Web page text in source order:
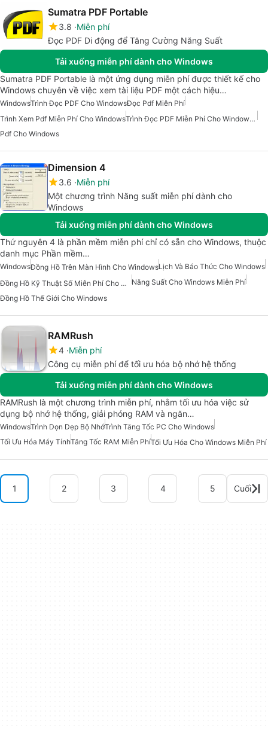
Sumatra PDF Portable
3.8 Miễn phí
Đọc PDF Di động để Tăng Cường Năng Suất
Tải xuống miễn phí dành cho Windows
Sumatra PDF Portable là một ứng dụng miễn phí được thiết kế cho
Windows chuyên về việc xem tài liệu PDF một cách hiệu…
WindowsTrình Đọc PDF Cho WindowsĐọc Pdf Miễn Phí
Trình Xem Pdf Miễn Phí Cho Windows
Trình Đọc PDF Miễn Phí Cho Windows 7
Pdf Cho Windows
Dimension 4
3.6 Miễn phí
Một chương trình Năng suất miễn phí dành cho
Windows
Tải xuống miễn phí dành cho Windows
Thứ nguyên 4 là phần mềm miễn phí chỉ có sẵn cho Windows, thuộc
danh mục Phần mềm…
WindowsĐồng Hồ Trên Màn Hình Cho WindowsLịch Và Báo Thức Cho Windows
Đồng Hồ Kỹ Thuật Số Miễn Phí Cho Windows Năng Suất Cho Windows Miễn Phí
Đồng Hồ Thế Giới Cho Windows
RAMRush
4 Miễn phí
Công cụ miễn phí để tối ưu hóa bộ nhớ hệ thống
Tải xuống miễn phí dành cho Windows
RAMRush là một chương trình miễn phí, nhằm tối ưu hóa việc sử
dụng bộ nhớ hệ thống, giải phóng RAM và ngăn…
WindowsTrình Dọn Dẹp Bộ NhớTrình Tăng Tốc PC Cho Windows
Tối Ưu Hóa Máy TínhTăng Tốc RAM Miễn PhíTối Ưu Hóa Cho Windows Miễn Phí
1 2 3 4 5 Cuối